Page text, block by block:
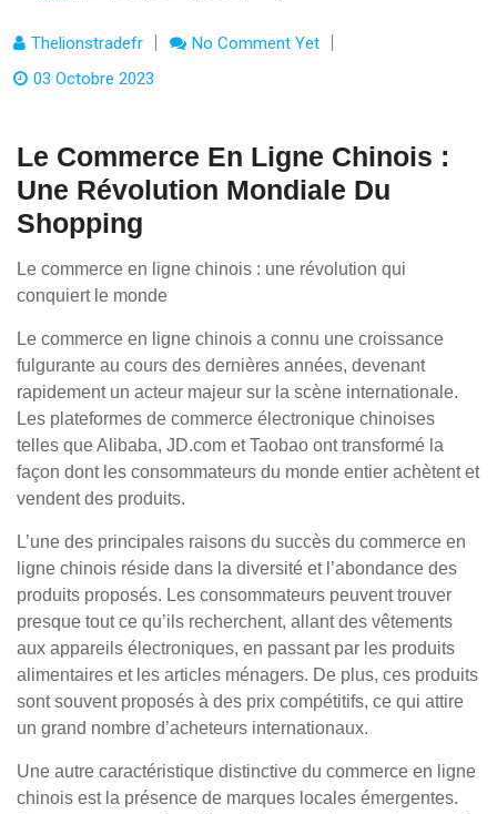
Thelionstradefr
No Comment Yet
03 Octobre 2023
Le Commerce En Ligne Chinois :
Une Révolution Mondiale Du
Shopping
Le commerce en ligne chinois : une révolution qui
conquiert le monde
Le commerce en ligne chinois a connu une croissance
fulgurante au cours des dernières années, devenant
rapidement un acteur majeur sur la scène internationale.
Les plateformes de commerce électronique chinoises
telles que Alibaba, JD.com et Taobao ont transformé la
façon dont les consommateurs du monde entier achètent et
vendent des produits.
L’une des principales raisons du succès du commerce en
ligne chinois réside dans la diversité et l’abondance des
produits proposés. Les consommateurs peuvent trouver
presque tout ce qu’ils recherchent, allant des vêtements
aux appareils électroniques, en passant par les produits
alimentaires et les articles ménagers. De plus, ces produits
sont souvent proposés à des prix compétitifs, ce qui attire
un grand nombre d’acheteurs internationaux.
Une autre caractéristique distinctive du commerce en ligne
chinois est la présence de marques locales émergentes.